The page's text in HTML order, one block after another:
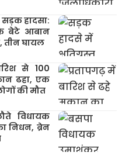
सड़क हादसा:
बेटे आबान
तीन घायल
से 100
ढहा, एक
की मौत
विधायक
निधन, ब्रेन